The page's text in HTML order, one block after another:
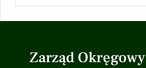
Zarząd Okręgowy